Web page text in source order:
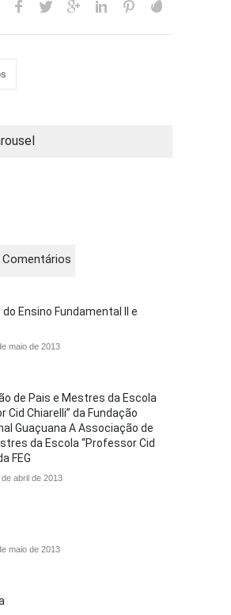
Comentários
Ensino Fundamental II e
maio de 2013
de Pais e Mestres da Escola
Cid Chiarelli” da Fundação
Guaçuana A Associação de
da Escola “Professor Cid
FEG
de abril de 2013
maio de 2013